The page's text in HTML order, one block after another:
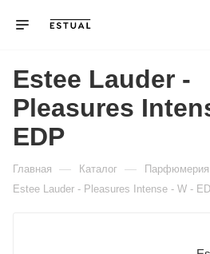
Estee Lauder -
Pleasures
EDP
Главная — Каталог — Парфюмерия
Estee Lauder - Pleasures Intense - W -